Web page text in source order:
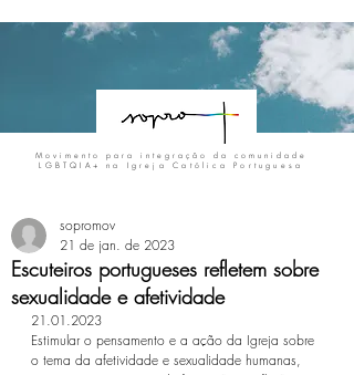
Movimento para integração da comunidade
LGBTQIA+
na Igreja Católica Portuguesa
Escuteiros portugueses refletem sobre
sexualidade e afetividade
sopromov
21 de jan. de 2023
21.01.2023
Estimular o pensamento e a ação da Igreja sobre
o tema da afetividade e sexualidade humanas,